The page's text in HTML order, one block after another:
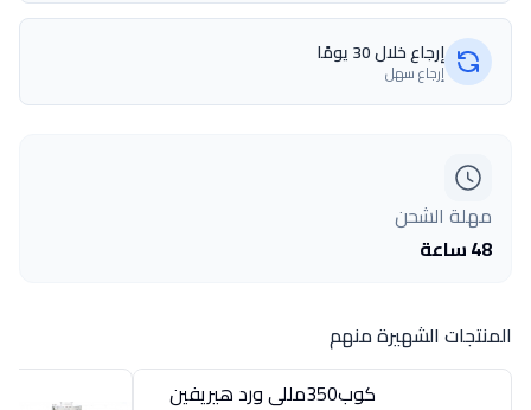
إرجاع خلال 30 يومًا
إرجاع سهل
مهلة الشحن
48 ساعة
المنتجات الشهيرة منهم
كوب350مللى ورد هيريفين